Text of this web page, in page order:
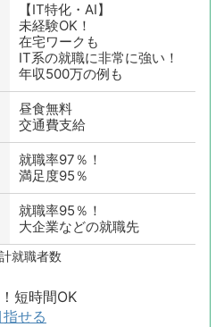
【IT特化・AI】
未経験OK！
在宅ワークも
IT系の就職に非常に強い！
年収500万の例も
昼食無料
交通費支給
就職率97％！
満足度95％
就職率95％！
大企業などの就職先
就職者数
短時間OK
せる